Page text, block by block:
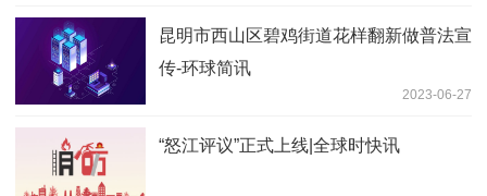
昆明市西山区碧鸡街道花样翻新做普法宣
传-环球简讯
2023-06-27
“怒江评议”正式上线|全球时快讯